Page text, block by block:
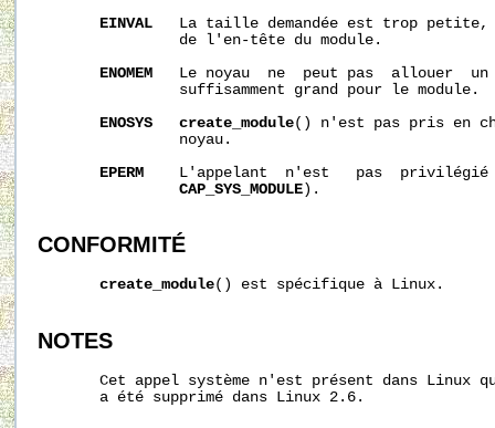
EINVAL
La taille demandée est trop
                de l'en-tête du module.
ENOMEM
Le noyau  ne  peut pas  allouer
                suffisamment grand pour le module.
ENOSYS
create_module() n'est pas pris en
                noyau.
EPERM
L'appelant  n'est   pas
CAP_SYS_MODULE).
CONFORMITÉ
create_module() est spécifique à Linux.
NOTES
Cet appel système n'est présent dans Linux
       a été supprimé dans Linux 2.6.